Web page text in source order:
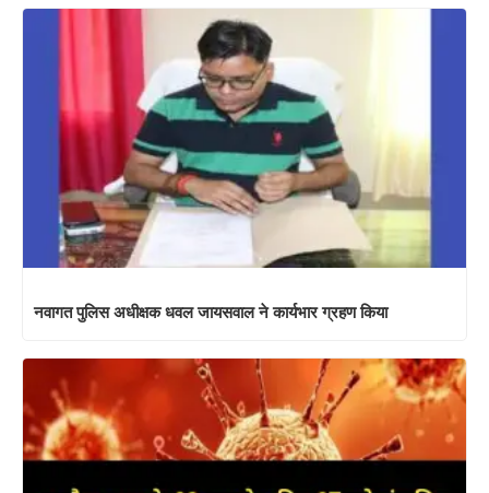
नवागत पुलिस अधीक्षक धवल जायसवाल ने कार्यभार ग्रहण किया